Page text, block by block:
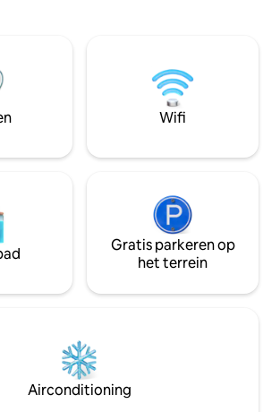
de kustkeuken om in
genieten op het
meegeleverde
te krijgen tot de
Health Club.
Clifton Beach ligt
afstand via de
Wifi
Gratis parkeren op
het terrein
Airconditioning